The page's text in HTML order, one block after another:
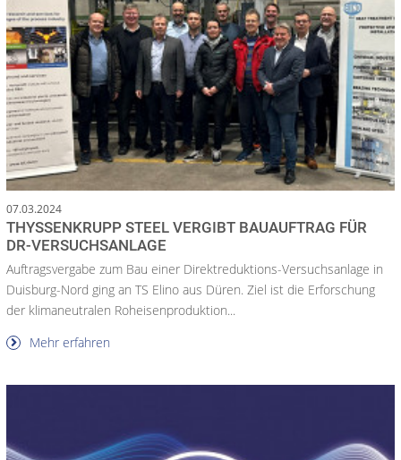
07.03.2024
THYSSENKRUPP STEEL VERGIBT BAUAUFTRAG FÜR
DR-VERSUCHSANLAGE
Auftragsvergabe zum Bau einer Direktreduktions-Versuchsanlage in
Duisburg-Nord ging an TS Elino aus Düren. Ziel ist die Erforschung
der klimaneutralen Roheisenproduktion...
Mehr erfahren